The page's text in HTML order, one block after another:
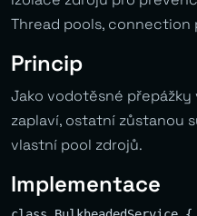
Thread pools, connection
Princip
Jako vodotěsné
zaplaví, ostatní zůstanou
vlastní pool zdrojů.
Implementace